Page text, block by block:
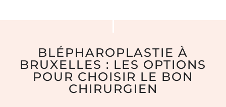
BLÉPHAROPLASTIE À
BRUXELLES : LES OPTIONS
POUR CHOISIR LE BON
CHIRURGIEN